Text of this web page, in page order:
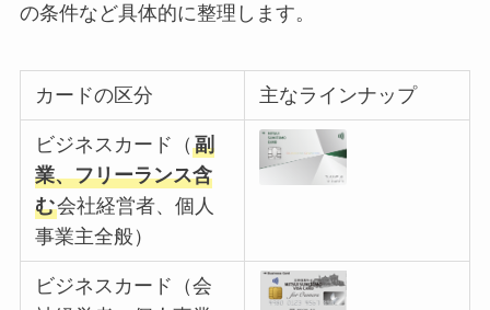
の条件など具体的に整理します。
カードの区分 主なラインナップ
ビジネスカード（副
業、フリーランス含
む会社経営者、個人
事業主全般）
ビジネスカード（会